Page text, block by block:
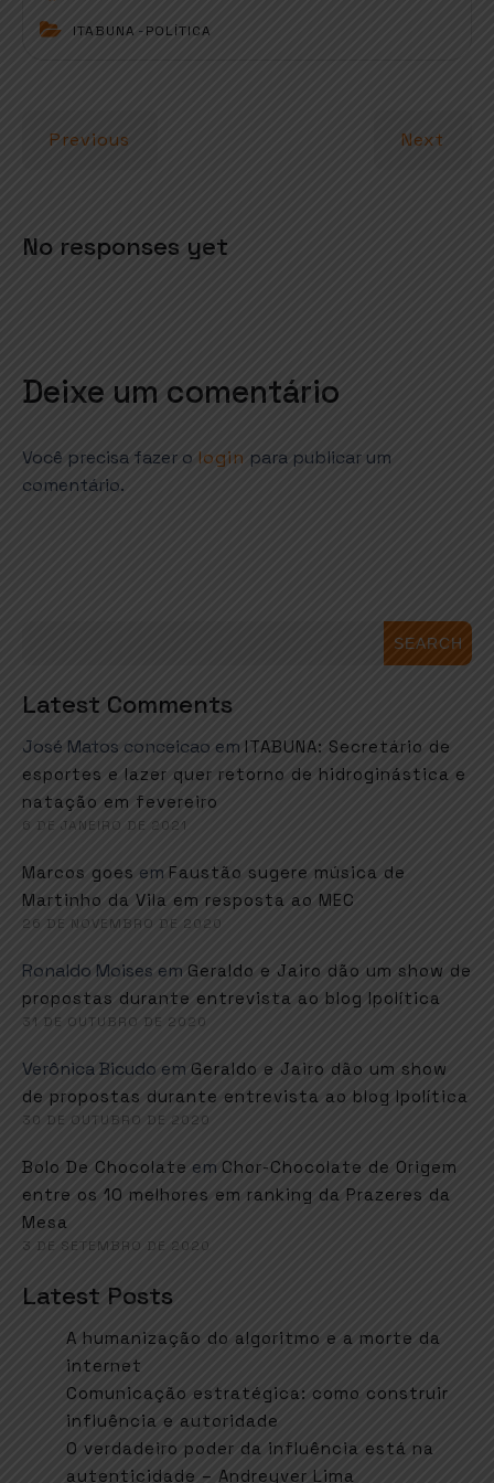
t
p
e
o
t
ITABUNA -POLÍTICA
Previous Next
No responses yet
Deixe um comentário
Você precisa fazer o login para publicar um
comentário.
SEARCH
Latest Comments
José Matos conceicao em ITABUNA: Secretário de
esportes e lazer quer retorno de hidroginástica e
natação em fevereiro
6 DE JANEIRO DE 2021
Marcos goes em Faustão sugere música de
Martinho da Vila em resposta ao MEC
26 DE NOVEMBRO DE 2020
Ronaldo Moises em Geraldo e Jairo dão um show de
propostas durante entrevista ao blog Ipolítica
31 DE OUTUBRO DE 2020
Verônica Bicudo em Geraldo e Jairo dão um show
de propostas durante entrevista ao blog Ipolítica
30 DE OUTUBRO DE 2020
Bolo De Chocolate em Chor-Chocolate de Origem
entre os 10 melhores em ranking da Prazeres da
Mesa
3 DE SETEMBRO DE 2020
Latest Posts
A humanização do algoritmo e a morte da
internet
Comunicação estratégica: como construir
influência e autoridade
O verdadeiro poder da influência está na
autenticidade – Andreyver Lima